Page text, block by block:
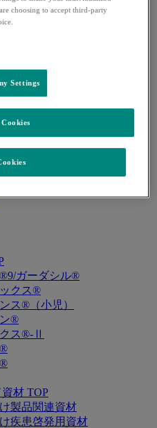
感染症
ガーダシル®
クス®
ス®（小児）
®
ス®-Ⅱ
材 TOP
製品関連資材
疾患啓発用資材
choosing to accept third-party
Settings